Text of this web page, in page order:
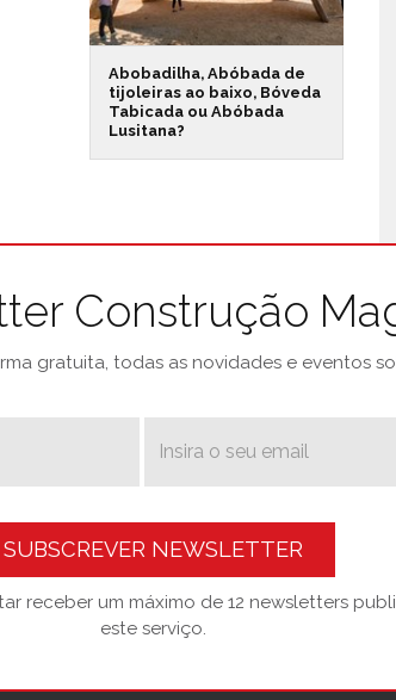
Abobadilha, Abóbada de
tijoleiras ao baixo, Bóveda
Tabicada ou Abóbada
Lusitana?
Construção
gratuita, todas as novidades e eventos
SUBSCREVER NEWSLETTER
receber um máximo de 12 newsletters
este serviço.